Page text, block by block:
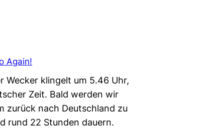
Again!
Wecker klingelt um 5.46 Uhr,
Zeit. Bald werden wir
zurück nach Deutschland zu
rund 22 Stunden dauern.